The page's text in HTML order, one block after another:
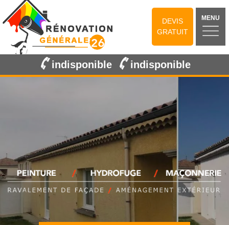
DEVIS
GRATUIT
MENU
indisponible indisponible